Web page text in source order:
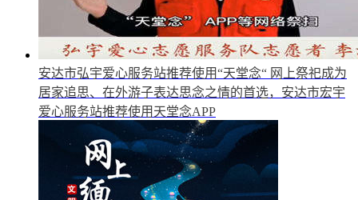
安达市弘宇爱心服务站推荐使用“天堂念“ 网上祭祀成为
居家追思、在外游子表达思念之情的首选，安达市宏宇
爱心服务站推荐使用天堂念APP